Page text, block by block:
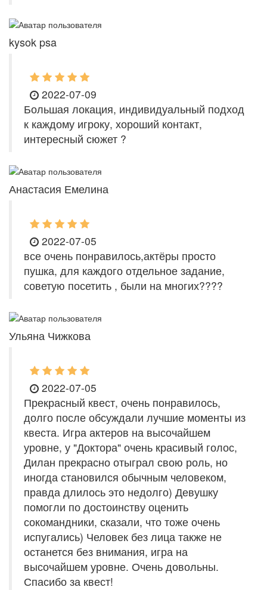
kysok psa
2022-07-09
Большая локация, индивидуальный подход
к каждому игроку, хороший контакт,
интересный сюжет ?
Анастасия Емелина
2022-07-05
все очень понравилось,актёры просто
пушка, для каждого отдельное задание,
советую посетить , были на многих????
Ульяна Чижкова
2022-07-05
Прекрасный квест, очень понравилось,
долго после обсуждали лучшие моменты из
квеста. Игра актеров на высочайшем
уровне, у "Доктора" очень красивый голос,
Дилан прекрасно отыграл свою роль, но
иногда становился обычным человеком,
правда длилось это недолго) Девушку
помогли по достоинству оценить
сокомандники, сказали, что тоже очень
испугались) Человек без лица также не
останется без внимания, игра на
высочайшем уровне. Очень довольны.
Спасибо за квест!